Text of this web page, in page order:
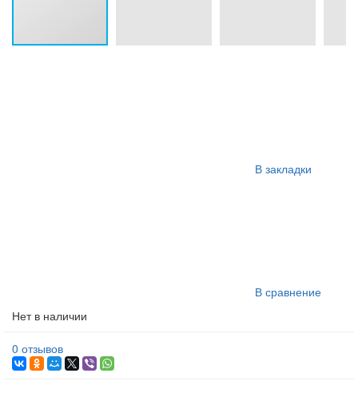
В закладки
В сравнение
Нет в наличии
0 отзывов